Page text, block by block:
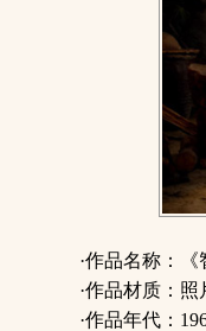
·作品名称：
·作品材质：照
·作品年代：